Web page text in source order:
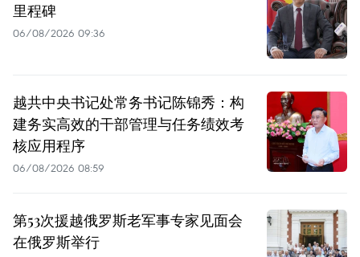
里程碑
06/08/2026 09:36
越共中央书记处常务书记陈锦秀：构
建务实高效的干部管理与任务绩效考
核应用程序
06/08/2026 08:59
第53次援越俄罗斯老军事专家见面会
在俄罗斯举行